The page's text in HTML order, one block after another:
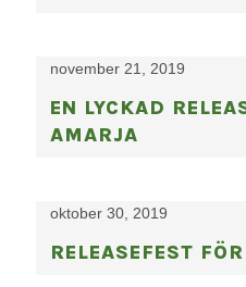
november 21, 2019
EN LYCKAD
AMARJA
oktober 30, 2019
RELEASEFEST